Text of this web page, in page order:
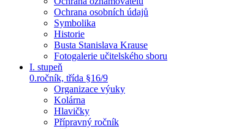
Ochrana osobních údajů
Symbolika
Historie
Busta Stanislava Krause
Fotogalerie učitelského sboru
I. stupeň
0.ročník, třída §16/9
Organizace výuky
Kolárna
Hlavičky
Přípravný ročník